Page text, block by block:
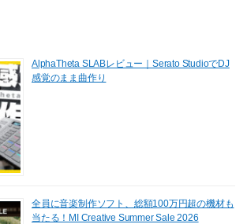
AlphaTheta SLABレビュー｜Serato StudioでDJ
感覚のまま曲作り
全員に音楽制作ソフト、総額100万円超の機材も
当たる！MI Creative Summer Sale 2026